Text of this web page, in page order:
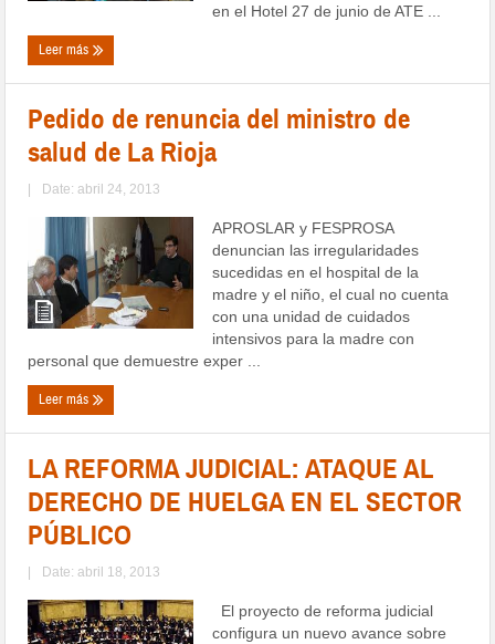
en el Hotel 27 de junio de ATE ...
Leer más
Pedido de renuncia del ministro de
salud de La Rioja
| Date: abril 24, 2013
APROSLAR y FESPROSA
denuncian las irregularidades
sucedidas en el hospital de la
madre y el niño, el cual no cuenta
con una unidad de cuidados
intensivos para la madre con
personal que demuestre exper ...
Leer más
LA REFORMA JUDICIAL: ATAQUE AL
DERECHO DE HUELGA EN EL SECTOR
PÚBLICO
| Date: abril 18, 2013
El proyecto de reforma judicial
configura un nuevo avance sobre